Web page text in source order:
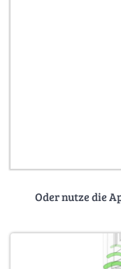
Oder nutze die